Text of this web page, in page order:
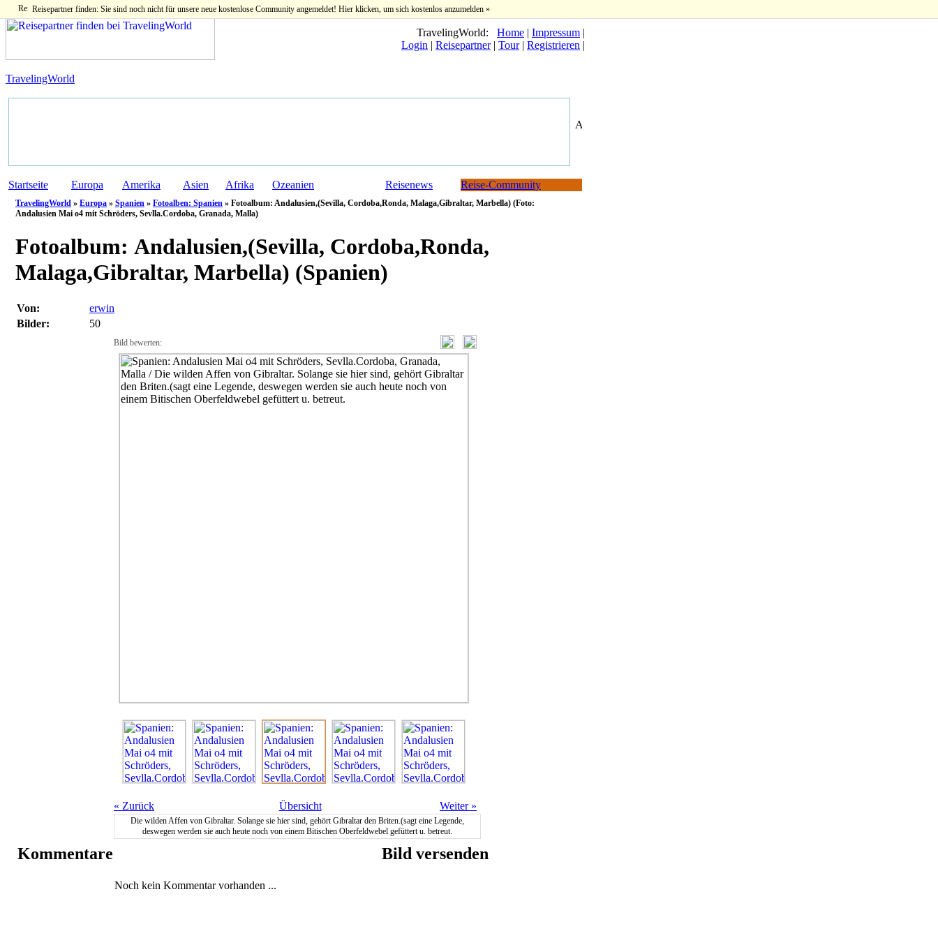
Reisepartner finden: Sie sind noch nicht für unsere neue kostenlose Community angemeldet! Hier klicken, um sich kostenlos anzumelden »
TravelingWorld: Home | Impressum |
Login | Reisepartner| Tour| Registrieren |
TravelingWorld
Startseite Europa Amerika Asien Afrika Ozeanien Reisenews Reise-Community
TravelingWorld » Europa » Spanien » Fotoalben: Spanien » Fotoalbum: Andalusien,(Sevilla, Cordoba,Ronda, Malaga,Gibraltar, Marbella) (Foto:
Andalusien Mai o4 mit Schröders, Sevlla.Cordoba, Granada, Malla)
Fotoalbum: Andalusien,(Sevilla, Cordoba,Ronda,
Malaga,Gibraltar, Marbella) (Spanien)
Von:
erwin
Bilder:
50
Bild bewerten:
« Zurück Übersicht Weiter »
Die wilden Affen von Gibraltar. Solange sie hier sind, gehört Gibraltar den Briten.(sagt eine Legende,
deswegen werden sie auch heute noch von einem Bitischen Oberfeldwebel gefüttert u. betreut.
Kommentare
Noch kein Kommentar vorhanden ...
Bild versenden